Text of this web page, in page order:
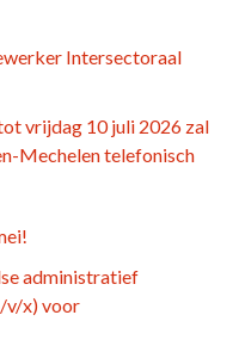
Intersectoraal
vrijdag 10 juli 2026 zal
Mechelen telefonisch
administratief
v/x) voor